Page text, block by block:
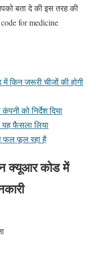
बता दे की इस तरह की
for medicine
किन जरूरी चीजों की होगी
को निर्देश दिया
यह फैसला लिया
फल फूल रहा है
क्यूआर कोड में